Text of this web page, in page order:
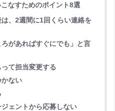
なすためのポイント8選
、2週間に1回くらい連絡を
があればすぐにでも」と言
て担当変更する
ない
ェントから応募しない